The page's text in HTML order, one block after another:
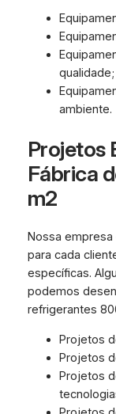
qualidade;
ambiente.
Projetos
Fábrica
m2
Nossa
para cada
específicas.
podemos
refrigerantes
Projetos
Projetos
Projetos